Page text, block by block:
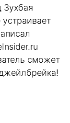
Зухбая
устраивает
сможет